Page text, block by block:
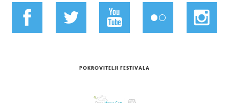
POKROVITELJI FESTIVALA